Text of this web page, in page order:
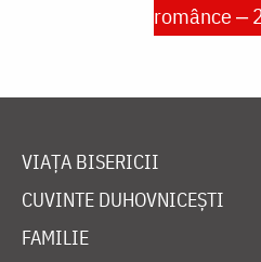
românce ‒
VIAȚA BISERICII
CUVINTE DUHOVNICEȘTI
FAMILIE